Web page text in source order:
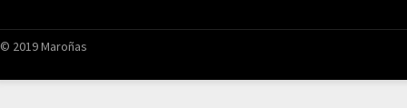
© 2019 Maroñas